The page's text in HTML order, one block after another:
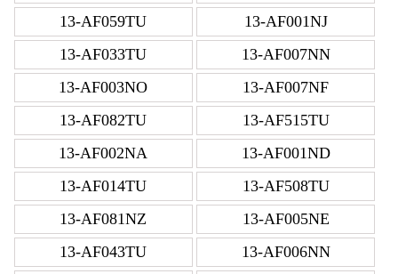
13-AF059TU
13-AF001NJ
13-AF033TU
13-AF007NN
13-AF003NO
13-AF007NF
13-AF082TU
13-AF515TU
13-AF002NA
13-AF001ND
13-AF014TU
13-AF508TU
13-AF081NZ
13-AF005NE
13-AF043TU
13-AF006NN